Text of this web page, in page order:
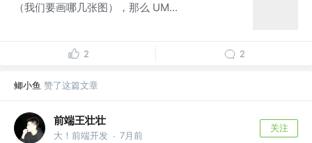
（我们要画哪几张图），那么 UM...
2 2
鲫小鱼 赞了这篇文章
前端王壮壮
大！前端开发 · 7月前
关注